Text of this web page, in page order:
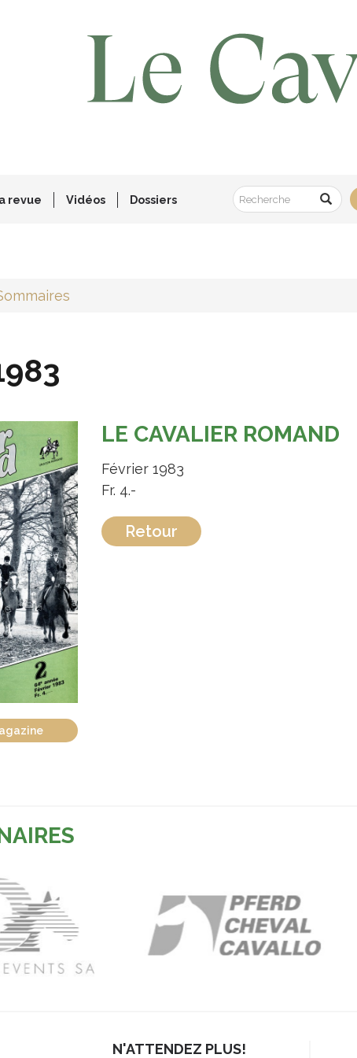
revue Vidéos Dossiers
LE CAVALIER ROMAND
Février 1983
Fr. 4.-
Retour
N'ATTENDEZ PLUS!